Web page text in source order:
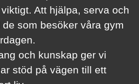
Att hjälpa, serva och
som besöker våra gym
och kunskap ger vi
stöd på vägen till ett